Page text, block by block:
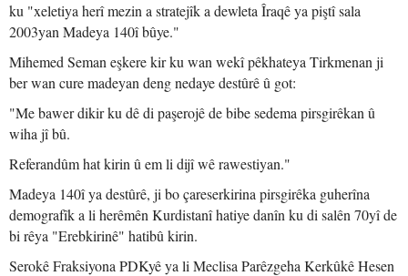
ku "xeletiya herî mezin a stratejîk a dewleta Îraqê ya piştî sala
2003yan Madeya 140î bûye."
Mihemed Seman eşkere kir ku wan wekî pêkhateya Tirkmenan ji
ber wan cure madeyan deng nedaye destûrê û got:
"Me bawer dikir ku dê di paşerojê de bibe sedema pirsgirêkan û
wiha jî bû.
Referandûm hat kirin û em li dijî wê rawestiyan."
Madeya 140î ya destûrê, ji bo çareserkirina pirsgirêka guherîna
demografîk a li herêmên Kurdistanî hatiye danîn ku di salên 70yî de
bi rêya "Erebkirinê" hatibû kirin.
Serokê Fraksiyona PDKyê ya li Meclisa Parêzgeha Kerkûkê Hesen